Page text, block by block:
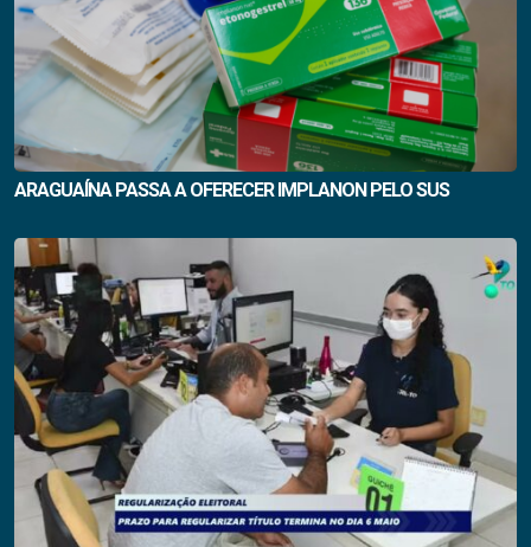
ARAGUAÍNA PASSA A OFERECER IMPLANON PELO SUS